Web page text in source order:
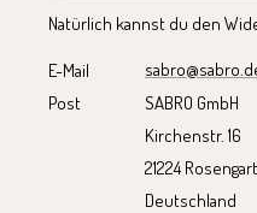
Natürlich kannst du den
E-Mail
Post
SABRO GmbH
Kirchenstr. 16
21224
Deutschland